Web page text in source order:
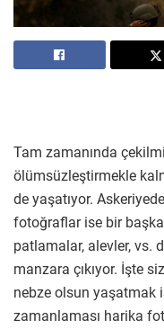
Tam zamanında
ölümsüzleştirmekle
de yaşatıyor.
fotoğraflar ise bir
patlamalar, alevler, vs.
manzara çıkıyor. İşte
nebze olsun yaşatmak
zamanlaması harika